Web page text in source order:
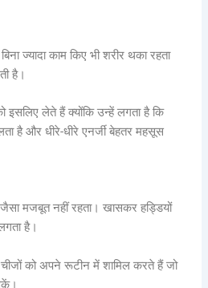
ज्यादा काम किए भी शरीर थका रहता
है।
इसलिए लेते हैं क्योंकि उन्हें लगता है कि
है और धीरे-धीरे एनर्जी बेहतर महसूस
मजबूत नहीं रहता। खासकर हड्डियों
है।
को अपने रूटीन में शामिल करते हैं जो